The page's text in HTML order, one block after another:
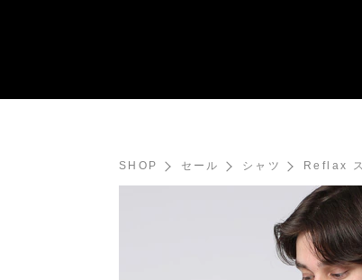
SHOP セール シャツ Reflax